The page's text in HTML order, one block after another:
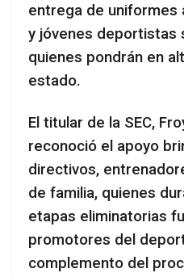
entrega de uniformes
y jóvenes deportistas
quienes pondrán en
estado.
El titular de la SEC,
reconoció el apoyo
directivos,
de familia, quienes
etapas eliminatorias
promotores del
complemento del